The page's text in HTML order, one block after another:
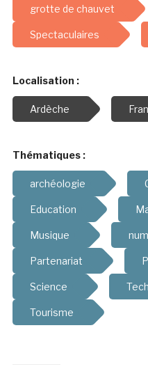
grotte de chauvet
Spectaculaires
Localisation :
Ardèche
Thématiques :
archéologie
Education
Musique
Partenariat
Science
Tourisme